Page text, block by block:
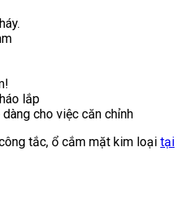
lắp
cho việc căn chỉnh
tắc, ổ cắm mặt kim loại tại